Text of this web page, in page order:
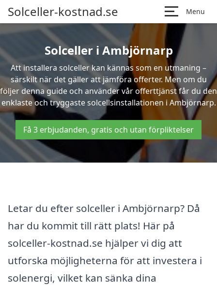
Solceller-kostnad.se Menu
Solceller i Ambjörnarp
Att installera solceller kan kännas som en utmaning –
särskilt när det gäller att jämföra offerter. Men om du
följer denna guide och använder vår offerttjänst får du den
enklaste och tryggaste solcellsinstallationen i Ambjörnarp.
Få 3 erbjudanden, gratis och utan förpliktelser
Letar du efter solceller i Ambjörnarp? Då
har du kommit till rätt plats! Här på
solceller-kostnad.se hjälper vi dig att
utforska möjligheterna för att investera i
solenergi, vilket kan sänka dina